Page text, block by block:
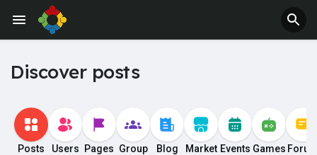
Discover posts
Posts Users Pages Group Blog Market Events Games